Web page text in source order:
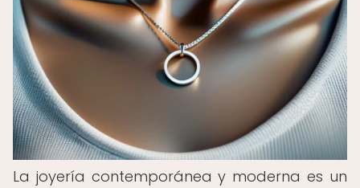
La joyería contemporánea y moderna es un